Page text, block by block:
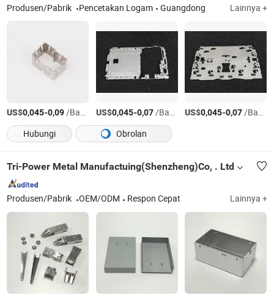
Produsen/Pabrik Pencetakan Logam Guangdong Lainnya +
US$0,045-0,09/Bagian US$0,045-0,07/Bagian US$0,045-0,07/Bagian
Hubungi
Obrolan
Tri-Power Metal Manufactuing(Shenzheng)Co, . Ltd
Produsen/Pabrik OEM/ODM Respon Cepat Lainnya +